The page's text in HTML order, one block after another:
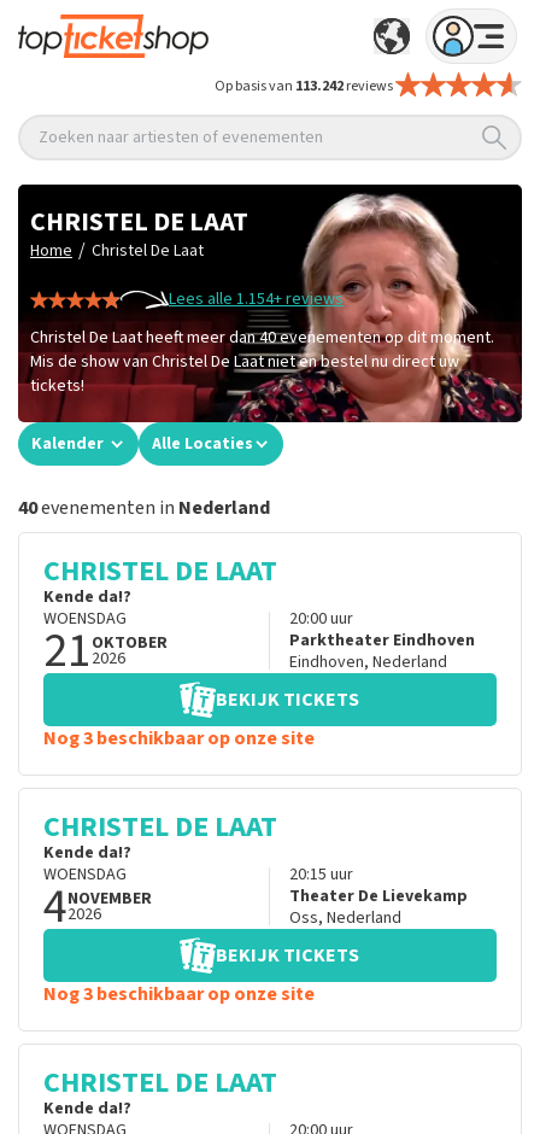
Op basis van 113.242reviews
Zoeken naar artiesten of evenementen
CHRISTEL DE LAAT
Home / Christel De Laat
Lees alle 1.154+ reviews
Christel De Laat heeft meer dan 40 evenementen op dit moment.
Mis de show van Christel De Laat niet en bestel nu direct uw
tickets!
Kalender Alle Locaties
40evenementen in Nederland
CHRISTEL DE LAAT
Kende da!?
WOENSDAG
21 OKTOBER
2026
20:00uur
Parktheater Eindhoven
Eindhoven, Nederland
BEKIJK TICKETS
Nog 3 beschikbaar op onze site
CHRISTEL DE LAAT
Kende da!?
WOENSDAG
4NOVEMBER
2026
20:15 uur
Theater De Lievekamp
Oss, Nederland
BEKIJK TICKETS
Nog 3 beschikbaar op onze site
CHRISTEL DE LAAT
Kende da!?